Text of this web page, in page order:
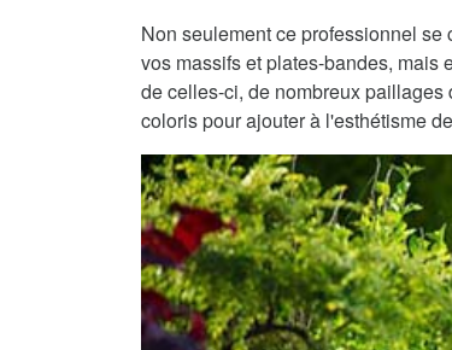
Non seulement ce professionnel
vos massifs et plates-bandes, mais
de celles-ci, de nombreux
coloris pour ajouter à l'esthétisme